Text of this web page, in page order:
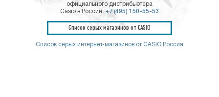
официального дистрибьютера
Casio в России: +7 (495) 150-55-53
Список серых магазинов от CASIO
Список серых интернет-магазинов от CASIO Россия